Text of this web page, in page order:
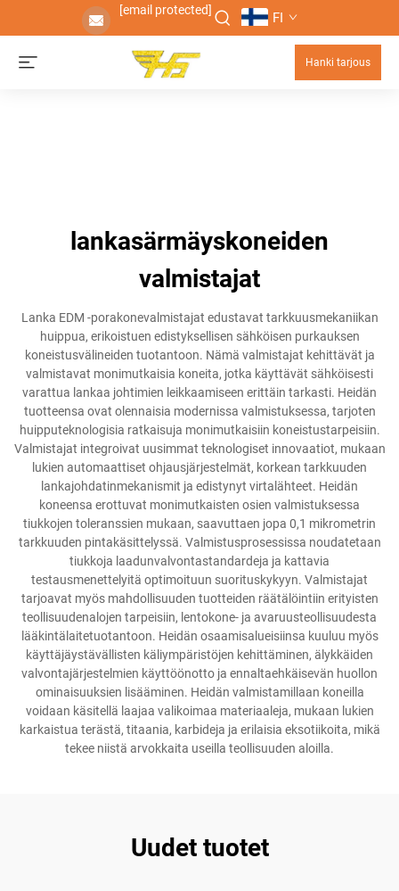
[email protected] FI
Hanki tarjous
lankasärmäyskoneiden
valmistajat
Lanka EDM -porakonevalmistajat edustavat tarkkuusmekaniikan
huippua, erikoistuen edistyksellisen sähköisen purkauksen
koneistusvälineiden tuotantoon. Nämä valmistajat kehittävät ja
valmistavat monimutkaisia koneita, jotka käyttävät sähköisesti
varattua lankaa johtimien leikkaamiseen erittäin tarkasti. Heidän
tuotteensa ovat olennaisia modernissa valmistuksessa, tarjoten
huipputeknologisia ratkaisuja monimutkaisiin koneistustarpeisiin.
Valmistajat integroivat uusimmat teknologiset innovaatiot, mukaan
lukien automaattiset ohjausjärjestelmät, korkean tarkkuuden
lankajohdatinmekanismit ja edistynyt virtalähteet. Heidän
koneensa erottuvat monimutkaisten osien valmistuksessa
tiukkojen toleranssien mukaan, saavuttaen jopa 0,1 mikrometrin
tarkkuuden pintakäsittelyssä. Valmistusprosessissa noudatetaan
tiukkoja laadunvalvontastandardeja ja kattavia
testausmenettelyitä optimoituun suorituskykyyn. Valmistajat
tarjoavat myös mahdollisuuden tuotteiden räätälöintiin erityisten
teollisuudenalojen tarpeisiin, lentokone- ja avaruusteollisuudesta
lääkintälaitetuotantoon. Heidän osaamisalueisiinsa kuuluu myös
käyttäjäystävällisten käliympäristöjen kehittäminen, älykkäiden
valvontajärjestelmien käyttöönotto ja ennaltaehkäisevän huollon
ominaisuuksien lisääminen. Heidän valmistamillaan koneilla
voidaan käsitellä laajaa valikoimaa materiaaleja, mukaan lukien
karkaistua terästä, titaania, karbideja ja erilaisia eksotiikoita, mikä
tekee niistä arvokkaita useilla teollisuuden aloilla.
Uudet tuotet